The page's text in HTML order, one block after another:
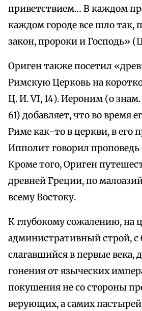
приветствием… В каждом
каждом городе все шло так,
закон, пророки и Господь»
Ориген также посетил
Римскую Церковь на
Ц. И. VI, 14). Иероним (о
61) добавляет, что во время
Риме как-то в церкви, в его
Ипполит говорил проповедь
Кроме того, Ориген
древней Греции, по
всему Востоку.
К глубокому сожалению, на
административный строй,
слагавшийся в первые века,
гонения от языческих
покушения не со стороны
верующих, а самих